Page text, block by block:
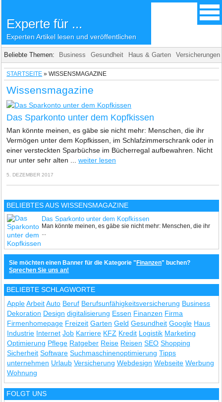
Experte für ...
Experten Artikel lesen und veröffentlichen
Beliebte Themen: Business Gesundheit Haus & Garten Versicherungen
STARTSEITE »WISSENSMAGAZINE
Wissensmagazine
Das Sparkonto unter dem Kopfkissen
Man könnte meinen, es gäbe sie nicht mehr: Menschen, die ihr
Vermögen unter dem Kopfkissen, im Schlafzimmerschrank oder in
einer versteckten Sparbüchse im Bücherregal aufbewahren. Nicht
nur unter sehr alten ...weiter lesen
5. DEZEMBER 2017
BELIEBTES AUS WISSENSMAGAZINE
Das Sparkonto unter dem Kopfkissen
Man könnte meinen, es gäbe sie nicht mehr: Menschen, die ihr
...
Sie möchten einen Banner für die Kategorie " Finanzen" buchen?
Sprechen Sie uns an!
BELIEBTE SCHLAGWORTE
Apple Arbeit Auto Beruf Berufsunfähigkeitsversicherung Business
Dekoration Design digitalisierung Essen Finanzen Firma
Firmenhomepage Freizeit Garten Geld Gesundheit Google Haus
Industrie Internet Job Karriere KFZ Kredit Logistik Marketing
Optimierung Pflege Ratgeber Reise Reisen SEO Shopping
Sicherheit Software Suchmaschinenoptimierung Tipps
unternehmen Urlaub Versicherung Webdesign Webseite Werbung
Wohnung
FOLGT UNS